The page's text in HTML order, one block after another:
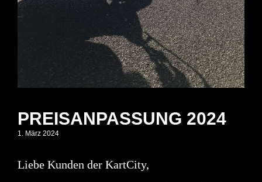
PREISANPASSUNG 2024
1. März 2024
Liebe Kunden der KartCity,